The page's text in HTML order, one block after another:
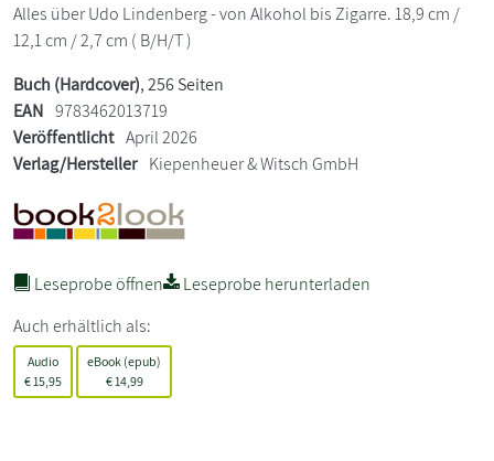
Alles über Udo Lindenberg - von Alkohol bis Zigarre. 18,9 cm /
12,1 cm / 2,7 cm ( B/H/T )
Buch (Hardcover), 256 Seiten
EAN 9783462013719
Veröffentlicht April 2026
Verlag/Hersteller Kiepenheuer & Witsch GmbH
Leseprobe öffnen
Leseprobe herunterladen
Auch erhältlich als:
Audio
€ 15,95
eBook (epub)
€14,99